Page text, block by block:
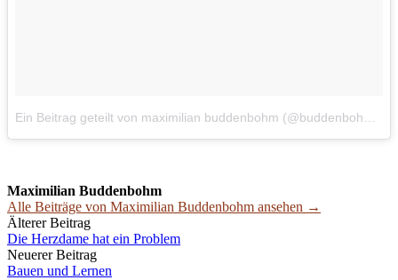
Ein Beitrag geteilt von maximilian buddenbohm (@buddenbohm)
Maximilian Buddenbohm
Alle Beiträge von Maximilian Buddenbohm ansehen →
Beitrags-
Navigation
Älterer Beitrag
Die Herzdame hat ein Problem
Neuerer Beitrag
Bauen und Lernen